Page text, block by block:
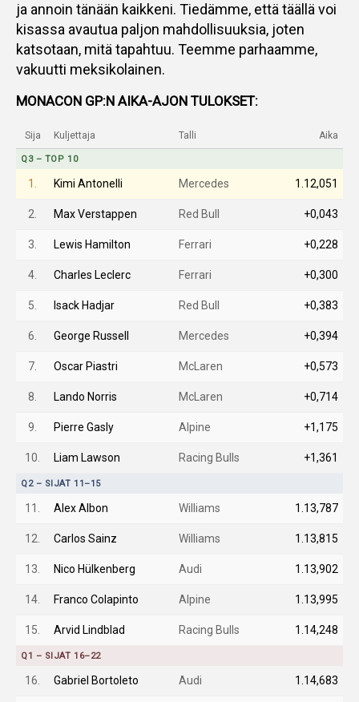
ja annoin tänään kaikkeni. Tiedämme, että täällä voi
kisassa avautua paljon mahdollisuuksia, joten
katsotaan, mitä tapahtuu. Teemme parhaamme,
vakuutti meksikolainen.
MONACON GP:N AIKA-AJON TULOKSET:
Sija Kuljettaja Talli Aika
Q3 – TOP 10
1. Kimi Antonelli Mercedes 1.12,051
2. Max Verstappen Red Bull +0,043
3. Lewis Hamilton Ferrari +0,228
4. Charles Leclerc Ferrari +0,300
5. Isack Hadjar Red Bull +0,383
6. George Russell Mercedes +0,394
7. Oscar Piastri McLaren +0,573
8. Lando Norris McLaren +0,714
9. Pierre Gasly Alpine +1,175
10. Liam Lawson Racing Bulls +1,361
Q2 – SIJAT 11–15
11. Alex Albon Williams 1.13,787
12. Carlos Sainz Williams 1.13,815
13. Nico Hülkenberg Audi 1.13,902
14. Franco Colapinto Alpine 1.13,995
15. Arvid Lindblad Racing Bulls 1.14,248
Q1 – SIJAT 16–22
16. Gabriel Bortoleto Audi 1.14,683